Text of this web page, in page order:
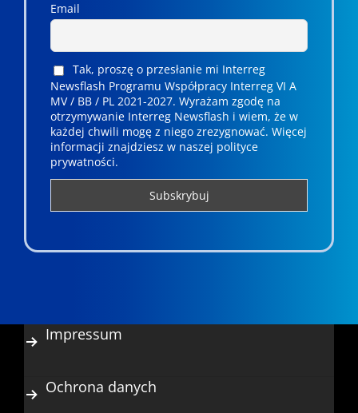
Email
Tak, proszę o przesłanie mi Interreg
Newsflash Programu Współpracy Interreg VI A
MV / BB / PL 2021-2027. Wyrażam zgodę na
otrzymywanie Interreg Newsflash i wiem, że w
każdej chwili mogę z niego zrezygnować. ­­Więcej
informacji znajdziesz w naszej polityce
prywatności.
Impressum
Ochrona danych